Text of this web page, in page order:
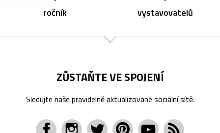
ročník vystavovatelů
ZŮSTAŇTE VE SPOJENÍ
Sledujte naše pravidelně aktualizované sociální sítě.